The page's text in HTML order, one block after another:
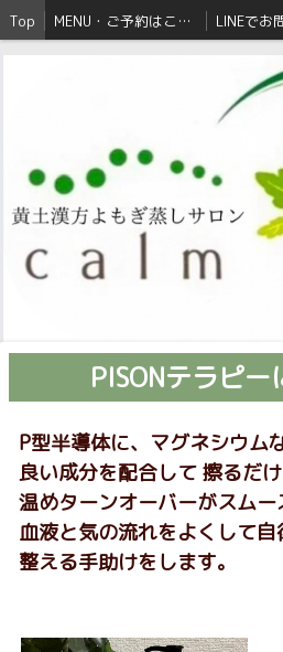
Top MENU・ご予約はこちら LINEでお
PISONテラピ
P型半導体に、マグネシウム
良い成分を配合して 擦るだ
温めターンオーバーがスムー
血液と気の流れをよくして自
整える手助けをします。